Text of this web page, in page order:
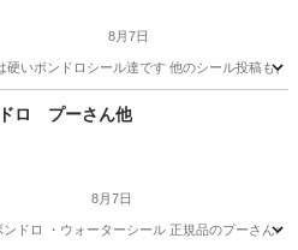
8月7日
硬いボンドロシール達です 他のシール投稿もよ
その他ロ プーさん他
8月7日
ンドロ ・ウォーターシール 正規品のプーさん